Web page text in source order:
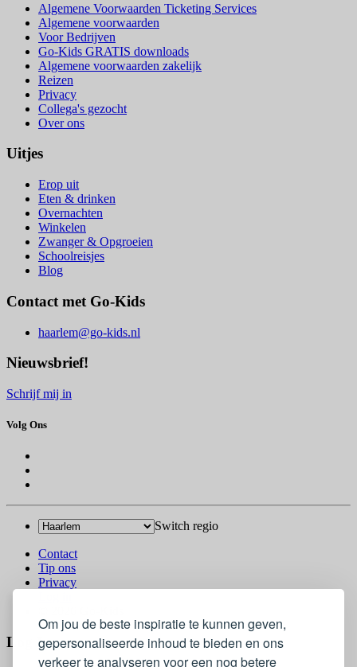
Om jou de beste inspiratie te kunnen geven,
gepersonaliseerde inhoud te bieden en ons
verkeer te analyseren voor een nog betere
Algemene Voorwaarden Ticketing Services
Algemene voorwaarden
Voor Bedrijven
Go-Kids GRATIS downloads
Algemene voorwaarden zakelijk
Reizen
Privacy
Collega's gezocht
Over ons
Uitjes
Erop uit
Eten & drinken
Overnachten
Winkelen
Zwanger & Opgroeien
Schoolreisjes
Blog
Contact met Go-Kids
haarlem@go-kids.nl
Nieuwsbrief!
Schrijf mij in
Volg Ons
Switch regio
Contact
Tip ons
Privacy
Log In